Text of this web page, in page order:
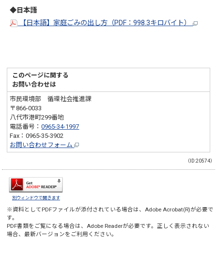
◆日本語
【日本語】家庭ごみの出し方（PDF：998.3キロバイト）
このページに関する
お問い合わせは
市民環境部 循環社会推進課
〒866-0033
八代市港町299番地
電話番号：0965-34-1997
Fax：0965-35-3902
お問い合わせフォーム
（ID:20574）
別ウィンドウで開きます
※資料としてPDFファイルが添付されている場合は、 Adobe Acrobat(R)が必要で
す。
PDF書類をご覧になる場合は、 Adobe Readerが必要です。正しく表示されない
場合、最新バージョンをご利用ください。